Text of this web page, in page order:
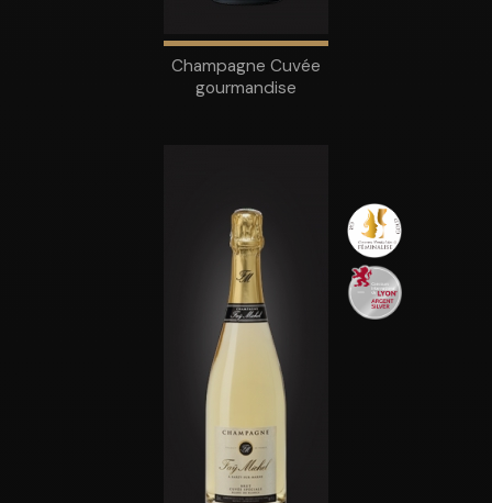
Champagne Cuvée
gourmandise